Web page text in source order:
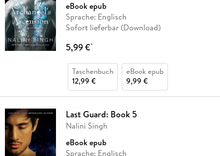
eBook epub
Sprache: Englisch
Sofort lieferbar (Download)
5,99 €*
Taschenbuch
12,99 €
eBook epub
9,99 €
Last Guard: Book 5
Nalini Singh
eBook epub
Sprache: Englisch